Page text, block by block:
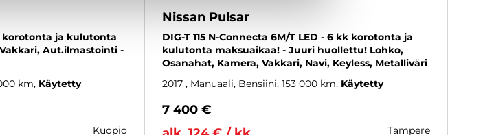
korotonta ja kulutonta
Aut.ilmastointi -
km Käytetty
kuopio
Nissan Pulsar
DIG-T 115 N-Connecta 6M/T LED - 6 kk korotonta ja
kulutonta maksuaikaa! - Juuri huollettu! Lohko,
Osanahat, Kamera, Vakkari, Navi, Keyless, Metalliväri
2017 , Manuaali, Bensiini, 153 000 km Käytetty
7 400 €
tampere